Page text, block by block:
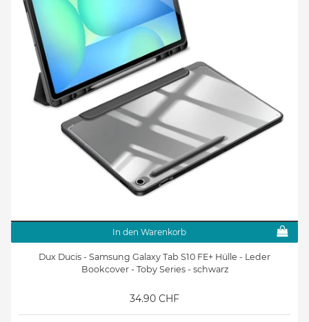
In den Warenkorb
Dux Ducis - Samsung Galaxy Tab S10 FE+ Hülle - Leder
Bookcover - Toby Series - schwarz
34.90 CHF